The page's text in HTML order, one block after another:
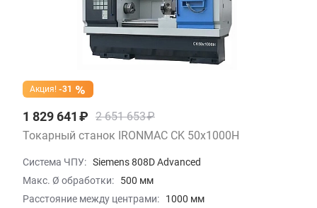
Акция! -31
1 829 641 ₽ 2 651 653 ₽
Токарный станок IRONMAC CK 50x1000H
Система ЧПУ: Siemens 808D Advanced
Макс. Ø обработки:
500 мм
Расстояние между центрами:
1000 мм